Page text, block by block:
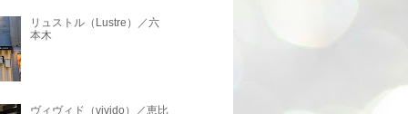
リュストル（Lustre）／六
本木
ヴィヴィド（vivido）／恵比